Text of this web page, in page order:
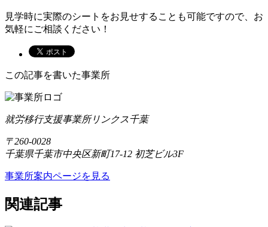
見学時に実際のシートをお見せすることも可能ですので、お
気軽にご相談ください！
この記事を書いた事業所
就労移行支援事業所リンクス千葉
〒260-0028
千葉県千葉市中央区新町17-12 初芝ビル3F
事業所案内ページを見る
関連記事